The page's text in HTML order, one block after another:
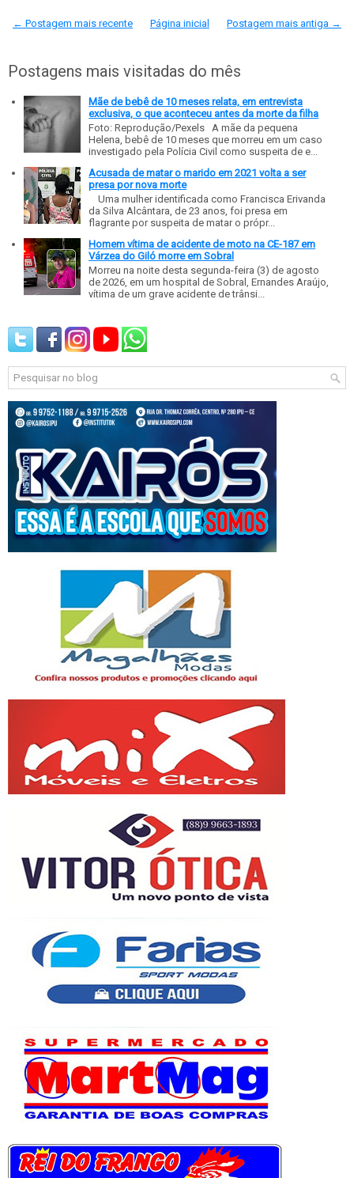
← Postagem mais recente Postagem mais antiga →
Página inicial
Postagens mais visitadas do mês
Mãe de bebê de 10 meses relata, em entrevista
exclusiva, o que aconteceu antes da morte da filha
Foto: Reprodução/Pexels A mãe da pequena
Helena, bebê de 10 meses que morreu em um caso
investigado pela Polícia Civil como suspeita de e...
Acusada de matar o marido em 2021 volta a ser
presa por nova morte
Uma mulher identificada como Francisca Erivanda
da Silva Alcântara, de 23 anos, foi presa em
flagrante por suspeita de matar o própr...
Homem vítima de acidente de moto na CE-187 em
Várzea do Giló morre em Sobral
Morreu na noite desta segunda-feira (3) de agosto
de 2026, em um hospital de Sobral, Ernandes Araújo,
vítima de um grave acidente de trânsi...